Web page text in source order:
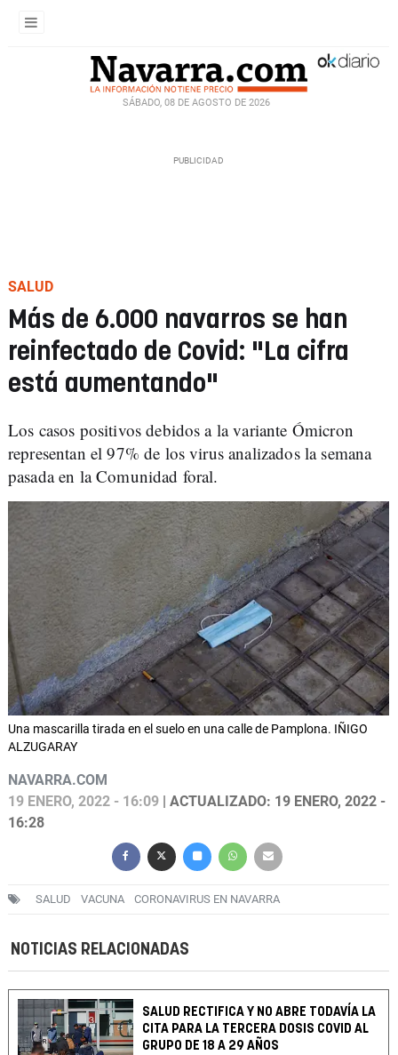
SÁBADO, 08 DE AGOSTO DE 2026
SALUD
Más de 6.000 navarros se han
reinfectado de Covid: "La cifra
está aumentando"
Los casos positivos debidos a la variante Ómicron
representan el 97% de los virus analizados la semana
pasada en la Comunidad foral.
Una mascarilla tirada en el suelo en una calle de Pamplona. IÑIGO
ALZUGARAY
NAVARRA.COM
19 ENERO, 2022 - 16:09 | ACTUALIZADO: 19 ENERO, 2022 -
16:28
SALUD VACUNA CORONAVIRUS EN NAVARRA
NOTICIAS RELACIONADAS
SALUD RECTIFICA Y NO ABRE TODAVÍA LA
CITA PARA LA TERCERA DOSIS COVID AL
GRUPO DE 18 A 29 AÑOS